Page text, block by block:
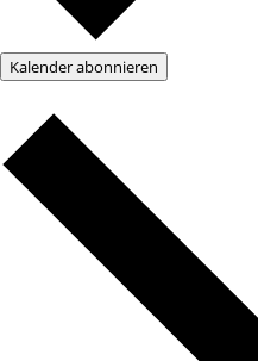
Kalender abonnieren